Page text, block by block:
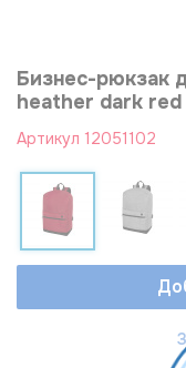
Бизнес-рюкзак
heather dark red
Артикул 12051102